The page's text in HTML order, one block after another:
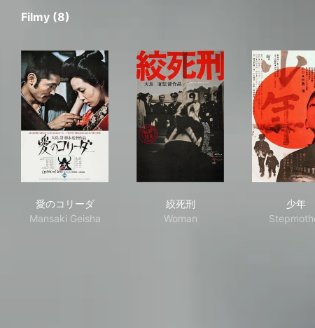
Filmy (8)
愛のコリーダ
Mansaki Geisha
絞死刑
Woman
少年